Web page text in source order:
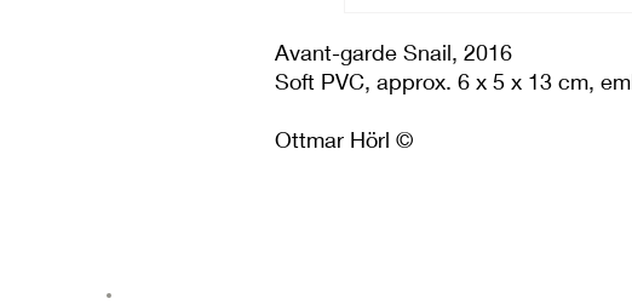
Avant-garde Snail, 2016
Soft PVC, approx. 6 x 5 x 13 cm,
Ottmar Hörl ©